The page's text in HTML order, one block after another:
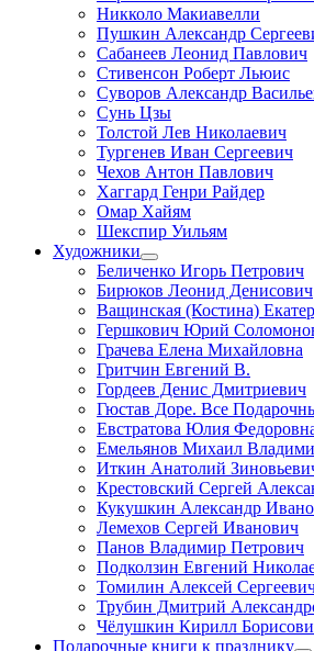
Никколо Макиавелли
Пушкин Александр
Сабанеев Леонид Павлович
Стивенсон Роберт Льюис
Суворов Александр
Сунь Цзы
Толстой Лев Николаевич
Тургенев Иван Сергеевич
Чехов Антон Павлович
Хаггард Генри Райдер
Омар Хайям
Шекспир Уильям
Художники
Беличенко Игорь Петрович
Бирюков Леонид Денисович
Ващинская (Костина)
Гершкович Юрий
Грачева Елена Михайловна
Гритчин Евгений В.
Гордеев Денис Дмитриевич
Гюстав Доре. Все
Евстратова Юлия
Емельянов Михаил
Иткин Анатолий
Крестовский Сергей
Кукушкин Александр
Лемехов Сергей Иванович
Панов Владимир Петрович
Подколзин Евгений
Томилин Алексей
Трубин Дмитрий
Чёлушкин Кирилл
Подарочные книги к празднику